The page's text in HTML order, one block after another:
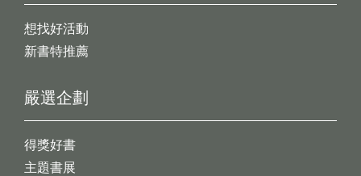
想找好活動
新書特推薦
嚴選企劃
得獎好書
主題書展